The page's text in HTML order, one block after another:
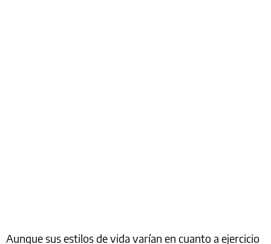
Aunque sus estilos de vida varían en cuanto a ejercicio